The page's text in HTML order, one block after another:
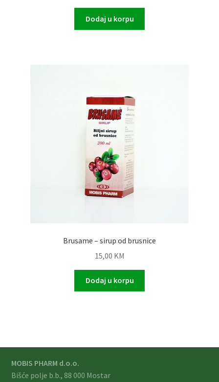
Dodaj u korpu
Brusame – sirup od brusnice
15,00 KM
Dodaj u korpu
MOBIS PHARM d.o.o.
Bišće polje b.b., 88 000 Mostar